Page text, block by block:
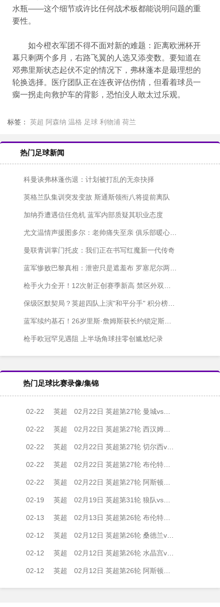
水瓶——这个细节或许比任何战术板都能说明问题的重
要性。
如今橙衣军团不得不面对新的难题：距离欧洲杯开
幕只剩两个多月，右路飞翼的人选又添变数。要知道在
邓弗里斯状态起伏不定的情况下，弗林蓬本是最理想的
轮换选择。医疗团队正在连夜评估伤情，但看着球员一
瘸一拐走向救护车的背影，恐怕没人敢太过乐观。
标签： 英超 阿森纳 温格 足球 利物浦 荷兰
热门足球新闻
科曼谈弗林蓬伤退：计划被打乱的无奈抉择
英格兰队集训突发变故 斯通斯领衔八将提前离队
加纳乔遭遇信任危机 蓝军内部质疑其职业态度
尤文温情声援图多尔：老帅痛失至亲 俱乐部暖心致哀
曼联青训掌门托皮：我们正在书写红魔新一代传奇
蓝军惨败巴黎真相：泄密只是遮羞布 罗塞尼尔两处致命昏招葬送比赛
枪手火力全开！12次射正创赛季新高 禁区外双响再现欧冠经典
保级区默契局？英超四队上演"和平分手" 积分榜原地踏步
蓝军续约基石！26岁里斯·詹姆斯获长约锁定斯坦福桥未来
枪手欧冠罕见遇阻 上半场角球挂零创尴尬纪录
热门足球比赛录像/集锦
02-22 英超 02月22日 英超第27轮 曼城vs纽卡斯尔联 全场录像
02-22 英超 02月22日 英超第27轮 西汉姆联vs伯恩茅斯 全场录像
02-22 英超 02月22日 英超第27轮 切尔西vs伯恩利 全场录像
02-22 英超 02月22日 英超第27轮 布伦特福德vs布莱顿 全场录像
02-22 英超 02月22日 英超第27轮 阿斯顿维拉vs利兹联 全场录像
02-19 英超 02月19日 英超第31轮 狼队vs阿森纳 全场录像
02-13 英超 02月13日 英超第26轮 布伦特福德vs阿森纳 全场录像
02-12 英超 02月12日 英超第26轮 桑德兰vs利物浦 全场录像
02-12 英超 02月12日 英超第26轮 水晶宫vs伯恩利 全场录像
02-12 英超 02月12日 英超第26轮 阿斯顿维拉vs布莱顿 全场录像